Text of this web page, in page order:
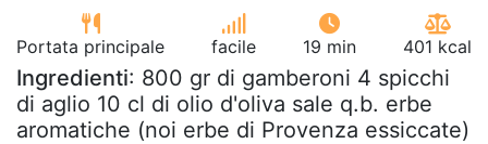
Portata principale facile 19 min 401 kcal
Ingredienti: 800 gr di gamberoni 4 spicchi
di aglio 10 cl di olio d'oliva sale q.b. erbe
aromatiche (noi erbe di Provenza essiccate)